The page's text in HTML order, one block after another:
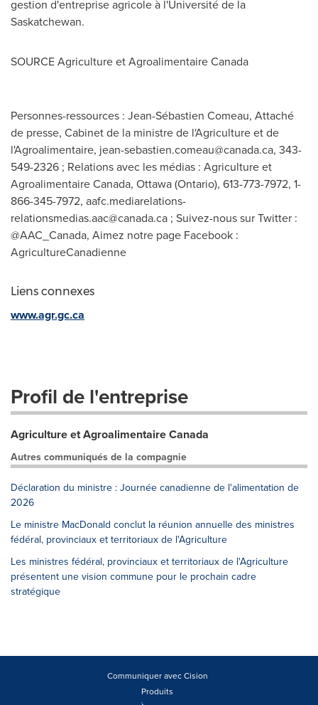
gestion d'entreprise agricole à l'Université de la
Saskatchewan.
SOURCE Agriculture et Agroalimentaire Canada
Personnes-ressources : Jean-Sébastien Comeau, Attaché
de presse, Cabinet de la ministre de l'Agriculture et de
l'Agroalimentaire, jean-sebastien.comeau@canada.ca, 343-
549-2326 ; Relations avec les médias : Agriculture et
Agroalimentaire Canada, Ottawa (Ontario), 613-773-7972, 1-
866-345-7972, aafc.mediarelations-
relationsmedias.aac@canada.ca ; Suivez-nous sur Twitter :
@AAC_Canada, Aimez notre page Facebook :
AgricultureCanadienne
Liens connexes
www.agr.gc.ca
Profil de l'entreprise
Agriculture et Agroalimentaire Canada
Autres communiqués de la compagnie
Déclaration du ministre : Journée canadienne de l'alimentation de
2026
Le ministre MacDonald conclut la réunion annuelle des ministres
fédéral, provinciaux et territoriaux de l'Agriculture
Les ministres fédéral, provinciaux et territoriaux de l'Agriculture
présentent une vision commune pour le prochain cadre
stratégique
Communiquer avec Cision
Produits